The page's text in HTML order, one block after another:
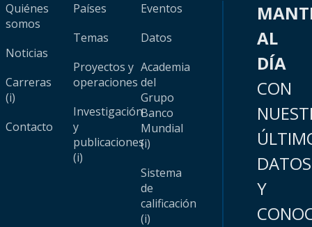
Quiénes
somos
Noticias
Carreras
(i)
Contacto
Países
Temas
Proyectos y
operaciones
Investigación
y
publicaciones
(i)
Eventos
Datos
Academia
del
Grupo
Banco
Mundial
(i)
Sistema
de
calificación
(i)
AL
DÍA
CON
DATOS
Y